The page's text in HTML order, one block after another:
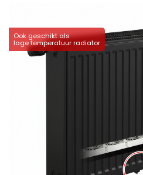
Ook geschikt als
lage temperatuur radiator